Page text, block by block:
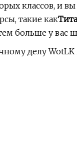
классов, и
такие как
больше у вас
делу